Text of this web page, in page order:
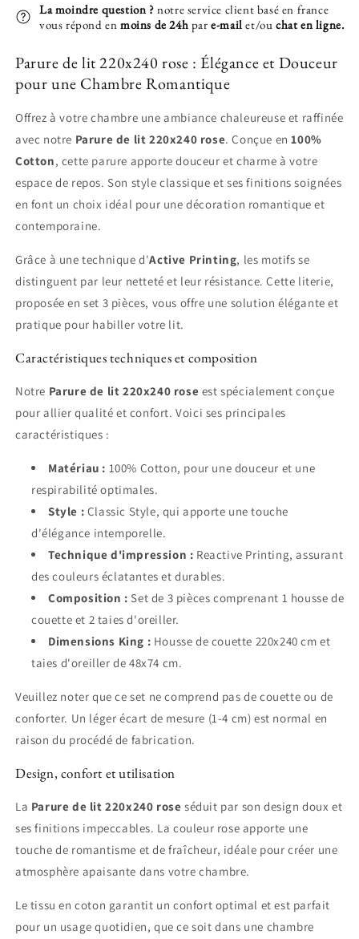
La moindre question ? notre service client basé en france
vous répond en moins de 24h pare-mail et/ouchat en ligne.
Parure de lit 220x240 rose : Élégance et Douceur
pour une Chambre Romantique
Offrez à votre chambre une ambiance chaleureuse et raffinée
avec notre Parure de lit 220x240 rose. Conçue en100%
Cotton, cette parure apporte douceur et charme à votre
espace de repos. Son style classique et ses finitions soignées
en font un choix idéal pour une décoration romantique et
contemporaine.
Grâce à une technique d'Active Printing, les motifs se
distinguent par leur netteté et leur résistance. Cette literie,
proposée en set 3 pièces, vous offre une solution élégante et
pratique pour habiller votre lit.
Caractéristiques techniques et composition
Notre Parure de lit 220x240 rose est spécialement conçue
pour allier qualité et confort. Voici ses principales
caractéristiques :
Matériau : 100% Cotton, pour une douceur et une
respirabilité optimales.
Style : Classic Style, qui apporte une touche
d'élégance intemporelle.
Technique d'impression : Reactive Printing, assurant
des couleurs éclatantes et durables.
Composition : Set de 3 pièces comprenant 1 housse de
couette et 2 taies d'oreiller.
Dimensions King : Housse de couette 220x240 cm et
taies d'oreiller de 48x74 cm.
Veuillez noter que ce set ne comprend pas de couette ou de
conforter. Un léger écart de mesure (1-4 cm) est normal en
raison du procédé de fabrication.
Design, confort et utilisation
La Parure de lit 220x240 rose séduit par son design doux et
ses finitions impeccables. La couleur rose apporte une
touche de romantisme et de fraîcheur, idéale pour créer une
atmosphère apaisante dans votre chambre.
Le tissu en coton garantit un confort optimal et est parfait
pour un usage quotidien, que ce soit dans une chambre